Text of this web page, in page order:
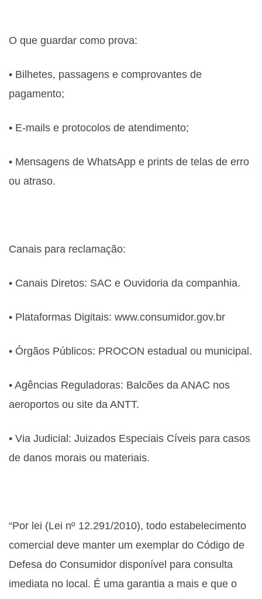
O que guardar como prova:
• Bilhetes, passagens e comprovantes de
pagamento;
• E-mails e protocolos de atendimento;
• Mensagens de WhatsApp e prints de telas de erro
ou atraso.
Canais para reclamação:
• Canais Diretos: SAC e Ouvidoria da companhia.
• Plataformas Digitais: www.consumidor.gov.br
• Órgãos Públicos: PROCON estadual ou municipal.
• Agências Reguladoras: Balcões da ANAC nos
aeroportos ou site da ANTT.
• Via Judicial: Juizados Especiais Cíveis para casos
de danos morais ou materiais.
“Por lei (Lei nº 12.291/2010), todo estabelecimento
comercial deve manter um exemplar do Código de
Defesa do Consumidor disponível para consulta
imediata no local. É uma garantia a mais e que o